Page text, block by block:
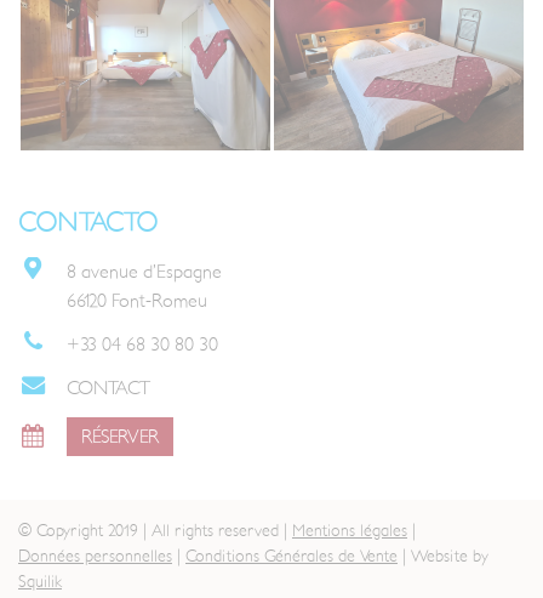
CONTACTO
8 avenue d’Espagne
66120 Font-Romeu
+33 04 68 30 80 30
CONTACT
RÉSERVER
© Copyright 2019 | All rights reserved | Mentions légales |
Données personnelles | Conditions Générales de Vente | Website by
Squilik